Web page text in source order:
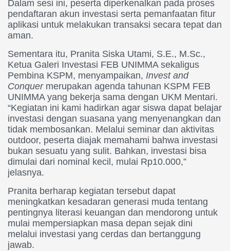
Dalam sesi ini, peserta diperkenalkan pada proses
pendaftaran akun investasi serta pemanfaatan fitur
aplikasi untuk melakukan transaksi secara tepat dan
aman.
Sementara itu, Pranita Siska Utami, S.E., M.Sc.,
Ketua Galeri Investasi FEB UNIMMA sekaligus
Pembina KSPM, menyampaikan, Invest and
Conquermerupakan agenda tahunan KSPM FEB
UNIMMA yang bekerja sama dengan UKM Mentari.
“Kegiatan ini kami hadirkan agar siswa dapat belajar
investasi dengan suasana yang menyenangkan dan
tidak membosankan. Melalui seminar dan aktivitas
outdoor, peserta diajak memahami bahwa investasi
bukan sesuatu yang sulit. Bahkan, investasi bisa
dimulai dari nominal kecil, mulai Rp10.000,”
jelasnya.
Pranita berharap kegiatan tersebut dapat
meningkatkan kesadaran generasi muda tentang
pentingnya literasi keuangan dan mendorong untuk
mulai mempersiapkan masa depan sejak dini
melalui investasi yang cerdas dan bertanggung
jawab.